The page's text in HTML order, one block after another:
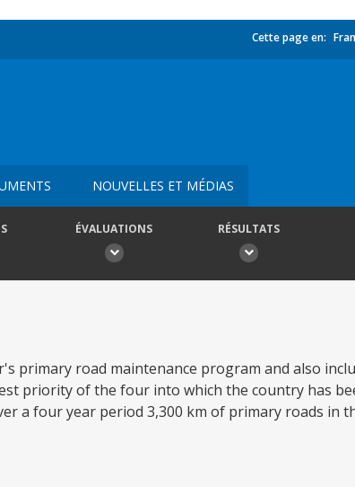
Cette page en:
NOUVELLES ET MÉDIAS
ÉVALUATIONS RÉSULTATS
primary road maintenance program and also
priority of the four into which the country has
a four year period 3,300 km of primary roads in